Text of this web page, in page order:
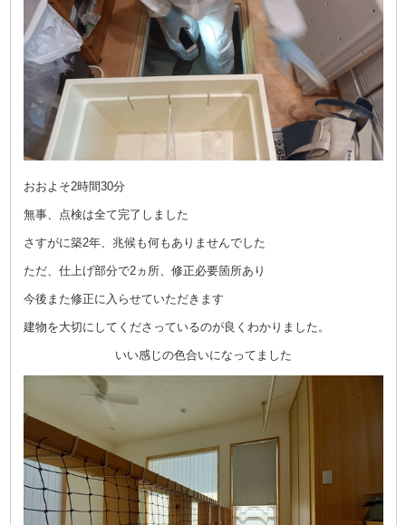
おおよそ2時間30分
無事、点検は全て完了しました
さすがに築2年、兆候も何もありませんでした
ただ、仕上げ部分で2ヵ所、修正必要箇所あり
今後また修正に入らせていただきます
建物を大切にしてくださっているのが良くわかりました。
いい感じの色合いになってました